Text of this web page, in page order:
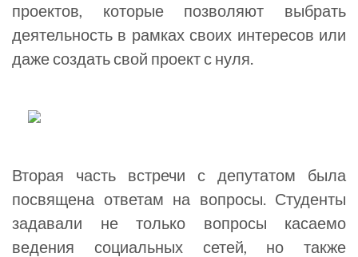
проектов, которые позволяют выбрать
деятельность в рамках своих интересов или
даже создать свой проект с нуля.
Вторая часть встречи с депутатом была
посвящена ответам на вопросы. Студенты
задавали не только вопросы касаемо
ведения социальных сетей, но также